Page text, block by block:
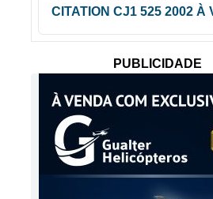
CITATION CJ1 525 2002 À
PUBLICIDADE